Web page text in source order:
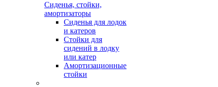
Сиденья, стойки,
амортизаторы
Сиденья для лодок
и катеров
Стойки для
сидений в лодку
или катер
Амортизационные
стойки